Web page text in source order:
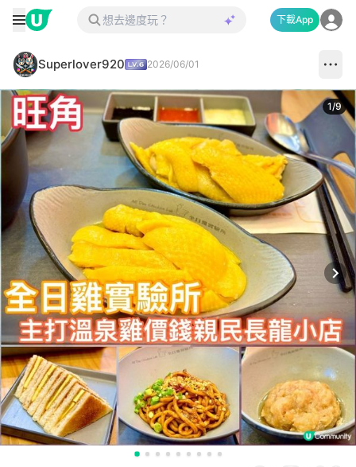
下載App
Superlover920 2026/06/01
1/9